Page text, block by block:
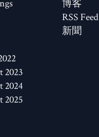
博客
RSS Feed
新聞
Annual Report
2023 Financial Report
2024 Financial Report
2025 Financial Report